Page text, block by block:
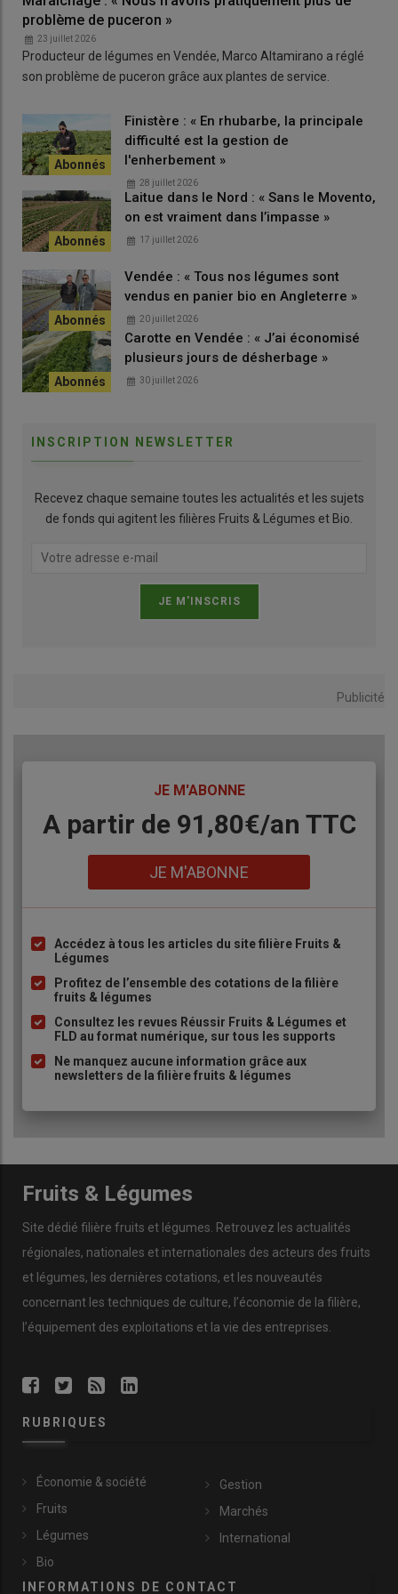
dans le sud de la France. Le grand modèle, 43 à 44 MWh en
Normandie » , chiffre Patrick Behêtre, responsable filières chez
Okwind. Entre l’hiver et l’été, les écarts de production peuvent
aller d’un à cinq.
Des aides régionales existent
Sans la batterie (25 kWh), le petit tracker coûte autour de
40 000 euros (70 000 euros avec batterie), le grand
50 000 euros (85 000 euros avec batterie). Il s’agit d’ordres de
grandeur adaptés au fil des devis.« Certainesrégions
proposent desaides, informe Patrick Behêtre,
discussion. »
problème de puceron »
23 juillet 2026
Producteur de légumes en Vendée, Marco Altamirano a réglé
son problème de puceron grâce aux plantes de service.
Finistère : « En rhubarbe, la principale
difficulté est la gestion de
l'enherbement »
28 juillet 2026
Laitue dans le Nord : « Sans le Movento,
on est vraiment dans l’impasse »
17 juillet 2026
Vendée : « Tous nos légumes sont
vendus en panier bio en Angleterre »
20 juillet 2026
Carotte en Vendée : « J’ai économisé
plusieurs jours de désherbage »
30 juillet 2026
INSCRIPTION NEWSLETTER
Recevez chaque semaine toutes les actualités et les sujets
de fonds qui agitent les filières Fruits & Légumes et Bio.
Publicité
JE M'ABONNE
Body
A partir de 91,80€/an​ TTC
JE M'ABONNE
Liste
puce
Accédez à tous les articles du site filière Fruits &
Légumes
Profitez de l’ensemble des cotations de la filière
fruits & légumes
Consultez les revues Réussir Fruits & Légumes et
FLD au format numérique, sur tous les supports
Ne manquez aucune information grâce aux
newsletters de la filière fruits & légumes
Fruits & Légumes
Site dédié filière fruits et légumes. Retrouvez les actualités
régionales, nationales et internationales des acteurs des fruits
et légumes, les dernières cotations, et les nouveautés
concernant les techniques de culture, l’économie de la filière,
l’équipement des exploitations et la vie des entreprises.
RUBRIQUES
Économie & société
Fruits
Légumes
Bio
Gestion
Marchés
International
INFORMATIONS DE CONTACT